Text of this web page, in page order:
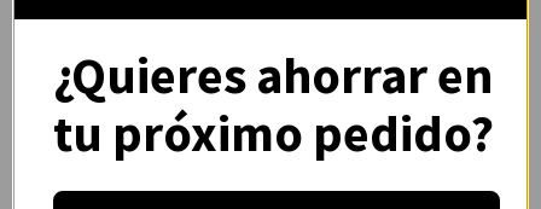
Opiniones de clientes –
CamisYou
4.8 / 5basado en 1.240
opiniones
¿Quieres ahorrar en
tu próximo pedido?